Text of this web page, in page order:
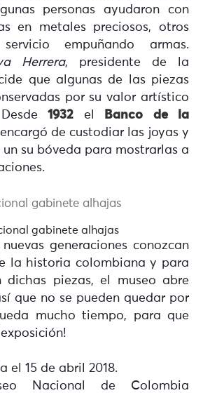
personas ayudaron con
en metales preciosos, otros
servicio empuñando armas.
Herrera, presidente de la
que algunas de las piezas
por su valor artístico
1932 el
Banco de la
de custodiar las joyas y
un su bóveda para mostrarlas a
gabinete alhajas
generaciones conozcan
la historia colombiana y para
dichas piezas, el museo abre
que no se pueden quedar por
mucho tiempo, para que
el 15 de abril 2018.
Nacional de Colombia